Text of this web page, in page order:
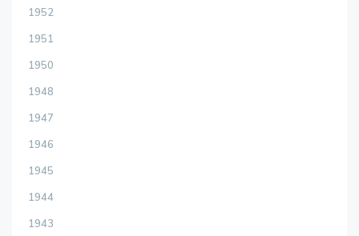
1952
1951
1950
1948
1947
1946
1945
1944
1943